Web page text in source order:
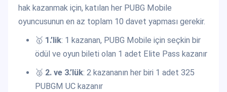
hak kazanmak için, katılan her PUBG Mobile
oyuncusunun en az toplam 10 davet yapması gerekir.
🥇 1.’lik: 1 kazanan, PUBG Mobile için seçkin bir
ödül ve oyun bileti olan 1 adet Elite Pass kazanır
🥈 2. ve 3.’lük: 2 kazananın her biri 1 adet 325
PUBGM UC kazanır